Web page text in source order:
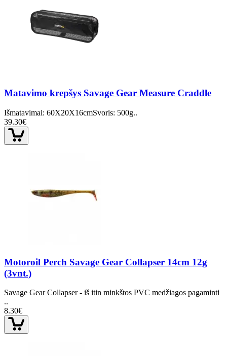
Matavimo krepšys Savage Gear Measure Craddle
Išmatavimai: 60X20X16cmSvoris: 500g..
39.30€
Motoroil Perch Savage Gear Collapser 14cm 12g
(3vnt.)
Savage Gear Collapser - iš itin minkštos PVC medžiagos pagaminti
..
8.30€